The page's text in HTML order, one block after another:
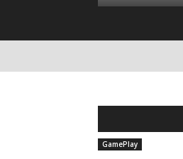
GamePlay